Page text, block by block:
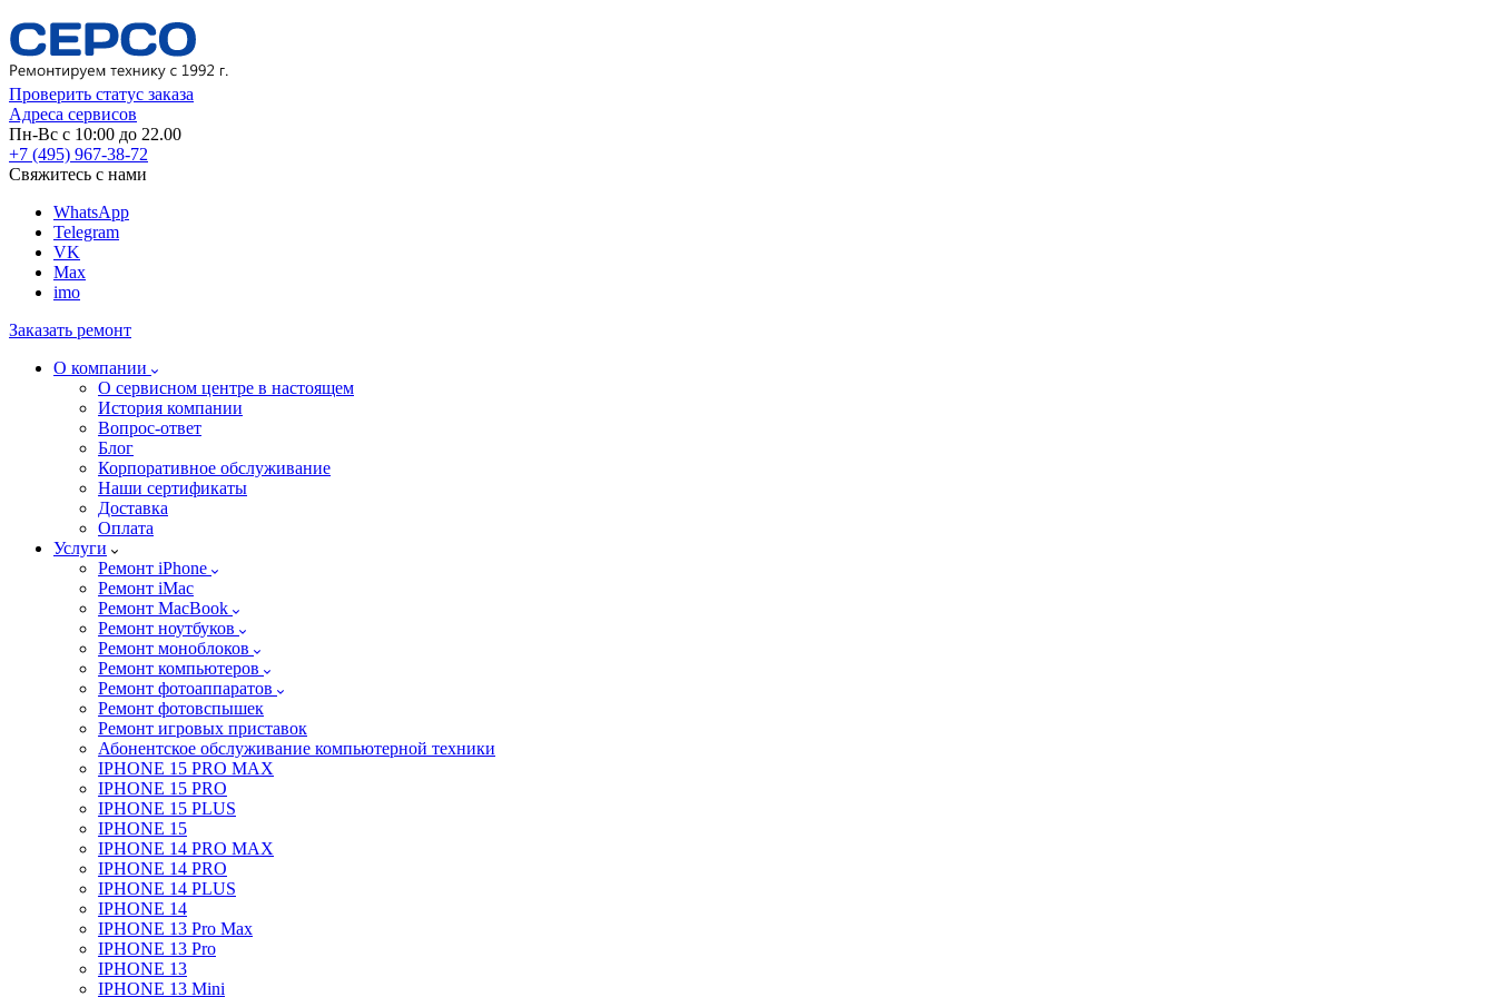
Проверить статус заказа
Адреса сервисов
Пн-Вс с 10:00 до 22.00
+7 (495) 967-38-72
Свяжитесь с нами
WhatsApp
Telegram
VK
Max
imo
Заказать ремонт
О компании
О сервисном центре в настоящем
История компании
Вопрос-ответ
Блог
Корпоративное обслуживание
Наши сертификаты
Доставка
Оплата
Услуги
Ремонт iPhone
Ремонт iMac
Ремонт MacBook
Ремонт ноутбуков
Ремонт моноблоков
Ремонт компьютеров
Ремонт фотоаппаратов
Ремонт фотовспышек
Ремонт игровых приставок
Абонентское обслуживание компьютерной техники
IPHONE 15 PRO MAX
IPHONE 15 PRO
IPHONE 15 PLUS
IPHONE 15
IPHONE 14 PRO MAX
IPHONE 14 PRO
IPHONE 14 PLUS
IPHONE 14
IPHONE 13 Pro Max
IPHONE 13 Pro
IPHONE 13
IPHONE 13 Mini